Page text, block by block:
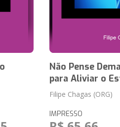
Não Pense
para Aliviar o
Filipe Chagas (ORG)
IMPRESSO